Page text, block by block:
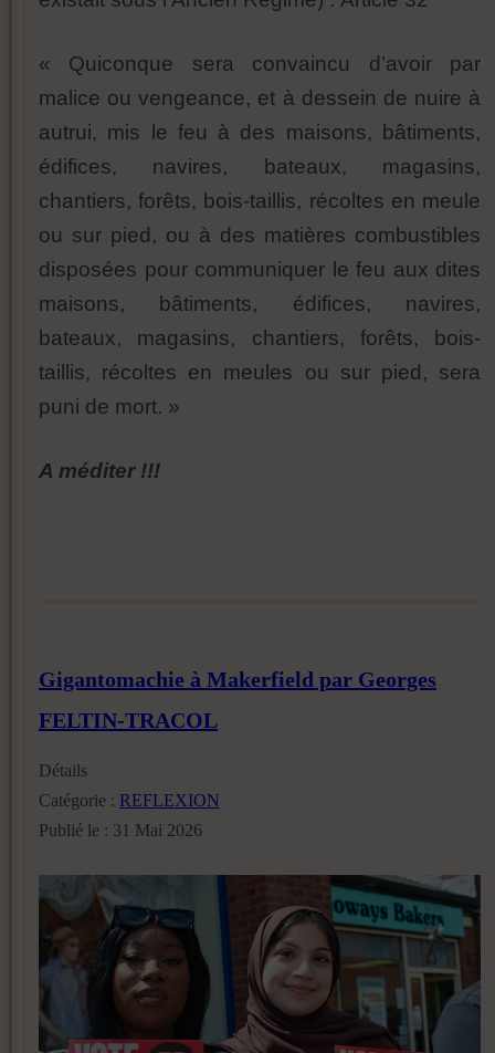
« Quiconque sera convaincu d’avoir par
malice ou vengeance, et à dessein de nuire à
autrui, mis le feu à des maisons, bâtiments,
édifices, navires, bateaux, magasins,
chantiers, forêts, bois-taillis, récoltes en meule
ou sur pied, ou à des matières combustibles
disposées pour communiquer le feu aux dites
maisons, bâtiments, édifices, navires,
bateaux, magasins, chantiers, forêts, bois-
taillis, récoltes en meules ou sur pied, sera
puni de mort. »
A méditer !!!
Gigantomachie à Makerfield par Georges
FELTIN-TRACOL
Détails
Catégorie : REFLEXION
Publié le : 31 Mai 2026